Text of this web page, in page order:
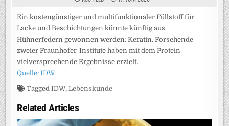
Ein kostengünstiger und multifunktionaler Füllstoff für
Lacke und Beschichtungen könnte künftig aus
Hühnerfedern gewonnen werden: Keratin. Forschende
zweier Fraunhofer-Institute haben mit dem Protein
vielversprechende Ergebnisse erzielt.
Quelle: IDW
TaggedIDW,Lebenskunde
Related Articles